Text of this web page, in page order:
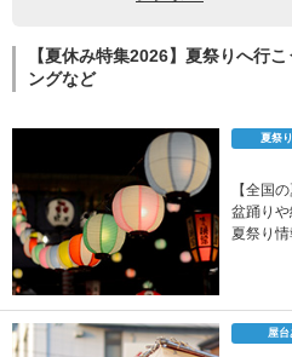
【夏休み特集2026】夏祭りへ行
ングなど
夏祭
【全国
盆踊り
夏祭り情
屋台